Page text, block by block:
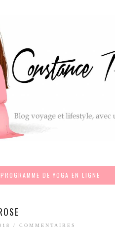
DE YOGA EN LIGNE
/COMMENTAIRES